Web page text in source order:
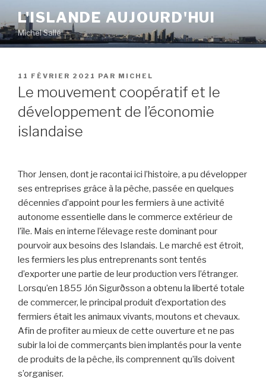
au
contenu
principal
L'ISLANDE AUJOURD'HUI
Michel Sallé
PUBLIÉ
LE
11 FÉVRIER 2021 PAR MICHEL
Le mouvement coopératif et le
développement de l’économie
islandaise
Thor Jensen, dont je racontai ici l’histoire, a pu développer
ses entreprises grâce à la pêche, passée en quelques
décennies d’appoint pour les fermiers à une activité
autonome essentielle dans le commerce extérieur de
l’île. Mais en interne l’élevage reste dominant pour
pourvoir aux besoins des Islandais. Le marché est étroit,
les fermiers les plus entreprenants sont tentés
d’exporter une partie de leur production vers l’étranger.
Lorsqu’en 1855 Jón Sigurðsson a obtenu la liberté totale
de commercer, le principal produit d’exportation des
fermiers était les animaux vivants, moutons et chevaux.
Afin de profiter au mieux de cette ouverture et ne pas
subir la loi de commerçants bien implantés pour la vente
de produits de la pêche, ils comprennent qu’ils doivent
s’organiser.